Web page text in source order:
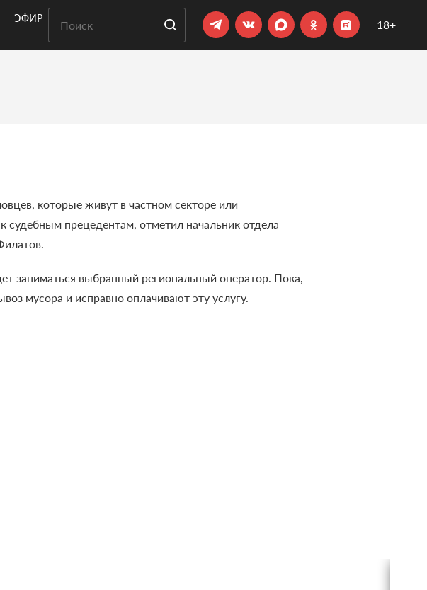
ЭФИР 18+
которые живут в частном секторе или
судебным прецедентам, отметил начальник отдела
заниматься выбранный региональный оператор. Пока,
мусора и исправно оплачивают эту услугу.